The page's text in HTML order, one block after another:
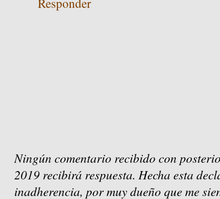
Ningún comentario recibido con
2019 recibirá respuesta. Hecha esta
inadherencia, por muy dueño que me